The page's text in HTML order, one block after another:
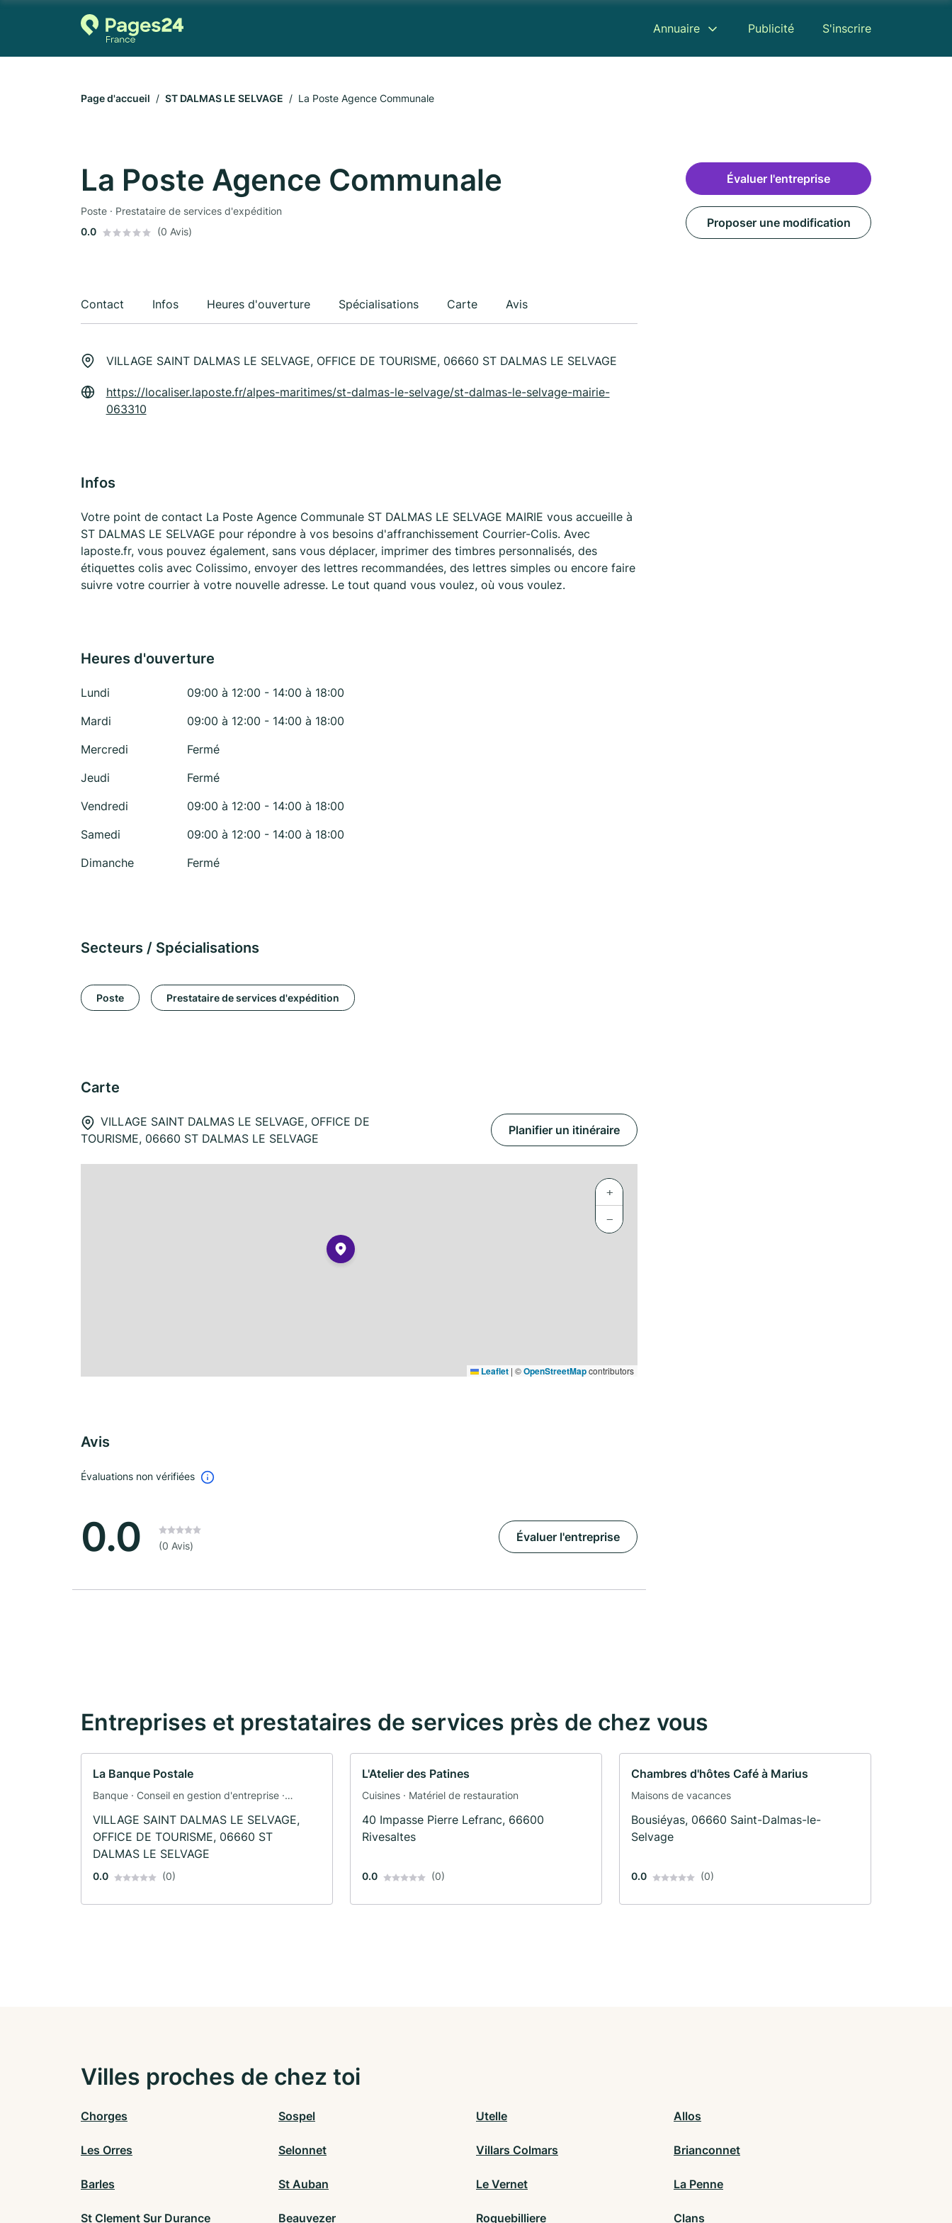
Annuaire Publicité S'inscrire
Page d'accueil ST DALMAS LE SELVAGE La Poste Agence Communale
La Poste Agence Communale
Poste · Prestataire de services d'expédition
0.0
(0 Avis)
Contact Infos Heures d'ouverture Spécialisations Carte Avis
VILLAGE SAINT DALMAS LE SELVAGE, OFFICE DE TOURISME, 06660 ST DALMAS LE SELVAGE
https://localiser.laposte.fr/alpes-maritimes/st-dalmas-le-selvage/st-dalmas-le-selvage-mairie-
063310
Infos
Votre point de contact La Poste Agence Communale ST DALMAS LE SELVAGE MAIRIE vous accueille à
ST DALMAS LE SELVAGE pour répondre à vos besoins d'affranchissement Courrier-Colis. Avec
laposte.fr, vous pouvez également, sans vous déplacer, imprimer des timbres personnalisés, des
étiquettes colis avec Colissimo, envoyer des lettres recommandées, des lettres simples ou encore faire
suivre votre courrier à votre nouvelle adresse. Le tout quand vous voulez, où vous voulez.
Heures d'ouverture
Lundi
09:00 à 12:00 - 14:00 à 18:00
Mardi
09:00 à 12:00 - 14:00 à 18:00
Mercredi
Fermé
Jeudi
Fermé
Vendredi
09:00 à 12:00 - 14:00 à 18:00
Samedi
09:00 à 12:00 - 14:00 à 18:00
Dimanche
Fermé
Secteurs / Spécialisations
Poste Prestataire de services d'expédition
Carte
VILLAGE SAINT DALMAS LE SELVAGE, OFFICE DE
TOURISME, 06660 ST DALMAS LE SELVAGE
Planifier un itinéraire
+
−
Leaflet | ©OpenStreetMapcontributors
Avis
Évaluations non vérifiées
0.0 (0 Avis)
Évaluer l'entreprise
Évaluer l'entreprise
Proposer une modification
Entreprises et prestataires de services près de chez vous
La Banque Postale
Banque · Conseil en gestion d'entreprise ·
VILLAGE SAINT DALMAS LE SELVAGE,
OFFICE DE TOURISME, 06660 ST
DALMAS LE SELVAGE
0.0 (0)
L'Atelier des Patines
Cuisines · Matériel de restauration
40 Impasse Pierre Lefranc, 66600
Rivesaltes
0.0 (0)
Chambres d'hôtes Café à Marius
Maisons de vacances
Bousiéyas, 06660 Saint-Dalmas-le-
Selvage
0.0 (0)
Villes proches de chez toi
Chorges Sospel Utelle Allos
Les Orres Selonnet Villars Colmars Brianconnet
Barles St Auban Le Vernet La Penne
St Clement Sur Durance Beauvezer Roquebilliere Clans